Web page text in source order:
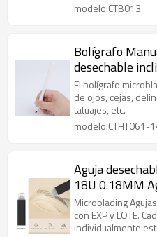
modelo:CTB013
Bolígrafo
desechable
El bolígrafo
de ojos, cejas,
tatuajes, etc.
modelo:CTHT061-
Aguja
18U 0.18MM
Microblading
Microblading
con EXP y LOTE.
individualmente